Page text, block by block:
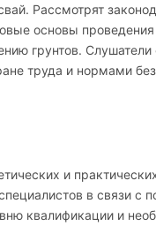
Рассмотрят
основы
грунтов. Слушатели
труда и нормами
и
в связи с
квалификации и